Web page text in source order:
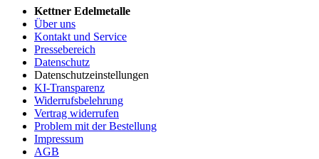
Kettner Edelmetalle
Über uns
Kontakt und Service
Pressebereich
Datenschutz
Datenschutzeinstellungen
KI-Transparenz
Widerrufsbelehrung
Vertrag widerrufen
Problem mit der Bestellung
Impressum
AGB